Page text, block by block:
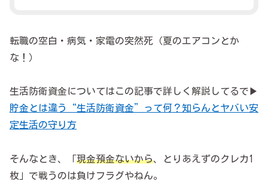
転職の空白・病気・家電の突然死（夏のエアコンとか
な！）
生活防衛資金についてはこの記事で詳しく解説してるで▶
貯金とは違う“生活防衛資金”って何？知らんとヤバい安
定生活の守り方
そんなとき、「現金預金ないから、とりあえずのクレカ1
枚」で戦うのは負けフラグやねん。